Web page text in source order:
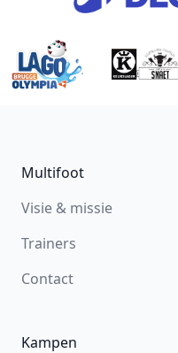
Multifoot
Visie & missie
Trainers
Contact
Kampen